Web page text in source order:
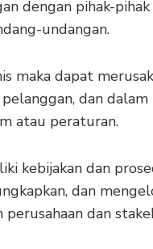
dengan pihak-pihak
undangan.
maka dapat
dan dalam
atau peraturan.
kebijakan dan
dan
dan